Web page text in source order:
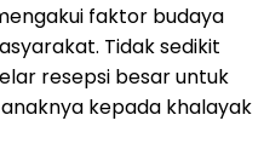
faktor budaya
Tidak sedikit
resepsi besar untuk
kepada khalayak